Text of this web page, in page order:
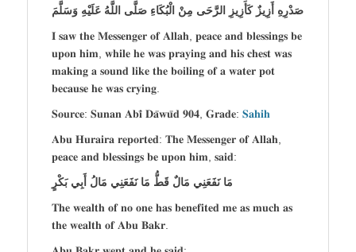
صَدْرِهِ أَزِيزٌ كَأَزِيزِ الرَّحَى مِنْ الْبُكَاءِ صَلَّى اللَّهُ عَلَيْهِ وَسَلَّمَ
𝐈 𝐬𝐚𝐰 𝐭𝐡𝐞 𝐌𝐞𝐬𝐬𝐞𝐧𝐠𝐞𝐫 𝐨𝐟 𝐀𝐥𝐥𝐚𝐡, 𝐩𝐞𝐚𝐜𝐞 𝐚𝐧𝐝 𝐛𝐥𝐞𝐬𝐬𝐢𝐧𝐠𝐬 𝐛𝐞
𝐮𝐩𝐨𝐧 𝐡𝐢𝐦, 𝐰𝐡𝐢𝐥𝐞 𝐡𝐞 𝐰𝐚𝐬 𝐩𝐫𝐚𝐲𝐢𝐧𝐠 𝐚𝐧𝐝 𝐡𝐢𝐬 𝐜𝐡𝐞𝐬𝐭 𝐰𝐚𝐬
𝐦𝐚𝐤𝐢𝐧𝐠 𝐚 𝐬𝐨𝐮𝐧𝐝 𝐥𝐢𝐤𝐞 𝐭𝐡𝐞 𝐛𝐨𝐢𝐥𝐢𝐧𝐠 𝐨𝐟 𝐚 𝐰𝐚𝐭𝐞𝐫 𝐩𝐨𝐭
𝐛𝐞𝐜𝐚𝐮𝐬𝐞 𝐡𝐞 𝐰𝐚𝐬 𝐜𝐫𝐲𝐢𝐧𝐠.
𝐒𝐨𝐮𝐫𝐜𝐞: 𝐒𝐮𝐧𝐚𝐧 𝐀𝐛𝐢̄ 𝐃𝐚̄𝐰𝐮̄𝐝 𝟗𝟎𝟒, 𝐆𝐫𝐚𝐝𝐞: 𝐒𝐚𝐡𝐢𝐡
𝐀𝐛𝐮 𝐇𝐮𝐫𝐚𝐢𝐫𝐚 𝐫𝐞𝐩𝐨𝐫𝐭𝐞𝐝: 𝐓𝐡𝐞 𝐌𝐞𝐬𝐬𝐞𝐧𝐠𝐞𝐫 𝐨𝐟 𝐀𝐥𝐥𝐚𝐡,
𝐩𝐞𝐚𝐜𝐞 𝐚𝐧𝐝 𝐛𝐥𝐞𝐬𝐬𝐢𝐧𝐠𝐬 𝐛𝐞 𝐮𝐩𝐨𝐧 𝐡𝐢𝐦, 𝐬𝐚𝐢𝐝:
مَا نَفَعَنِي مَالٌ قَطُّ مَا نَفَعَنِي مَالُ أَبِي بَكْرٍ
𝐓𝐡𝐞 𝐰𝐞𝐚𝐥𝐭𝐡 𝐨𝐟 𝐧𝐨 𝐨𝐧𝐞 𝐡𝐚𝐬 𝐛𝐞𝐧𝐞𝐟𝐢𝐭𝐞𝐝 𝐦𝐞 𝐚𝐬 𝐦𝐮𝐜𝐡 𝐚𝐬
𝐭𝐡𝐞 𝐰𝐞𝐚𝐥𝐭𝐡 𝐨𝐟 𝐀𝐛𝐮 𝐁𝐚𝐤𝐫.